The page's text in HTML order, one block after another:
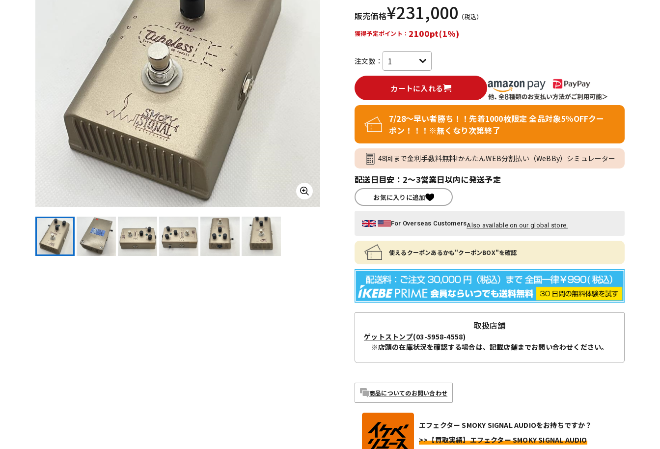
ヴィンテージ
販売価格¥231,000 （税込）
獲得予定ポイント： 2100pt(1%)
注文数：
カートに入れる
7/28～早い者勝ち！！先着1000枚限定 全品対象5％OFFクー
ポン！！！※無くなり次第終了
48回まで金利手数料無料!かんたんWEB分割払い（WeBBy）シミュレーター
配送日目安：2～3営業日以内に発送予定
お気に入りに追加
For Overseas CustomersAlso available on our global store.
使えるクーポンあるかも"クーポンBOX"を確認
取扱店舗
ゲットストンプ(03-5958-4558)
※店頭の在庫状況を確認する場合は、記載店舗までお問い合わせください。
商品についてのお問い合わせ
エフェクター SMOKY SIGNAL AUDIOをお持ちですか？
>>【買取実績】エフェクター SMOKY SIGNAL AUDIO